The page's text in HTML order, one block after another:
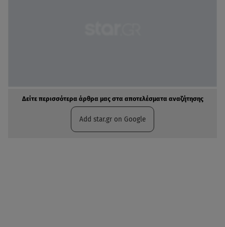
Δείτε περισσότερα άρθρα μας στα αποτελέσματα αναζήτησης
Add star.gr on Google